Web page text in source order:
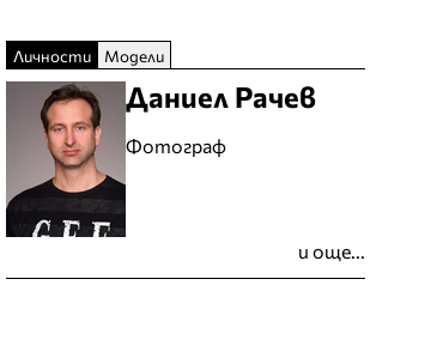
Личности Модели
Даниел Рачев
Фотограф
и още...